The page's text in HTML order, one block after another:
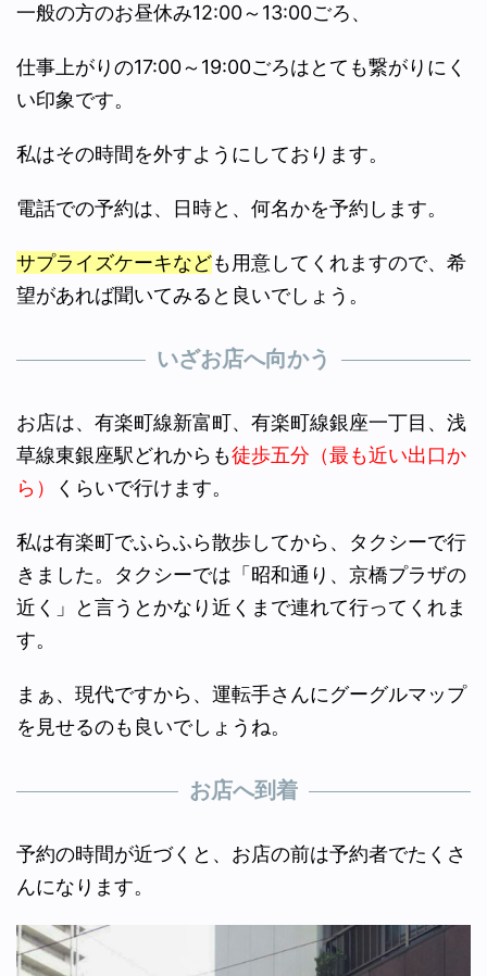
一般の方のお昼休み12:00～13:00ごろ、
仕事上がりの17:00～19:00ごろはとても繋がりにく
い印象です。
私はその時間を外すようにしております。
電話での予約は、日時と、何名かを予約します。
サプライズケーキなども用意してくれますので、希
望があれば聞いてみると良いでしょう。
いざお店へ向かう
お店は、有楽町線新富町、有楽町線銀座一丁目、浅
草線東銀座駅どれからも徒歩五分（最も近い出口か
ら）
くらいで行けます。
私は有楽町でふらふら散歩してから、タクシーで行
きました。タクシーでは「昭和通り、京橋プラザの
近く」と言うとかなり近くまで連れて行ってくれま
す。
まぁ、現代ですから、運転手さんにグーグルマップ
を見せるのも良いでしょうね。
お店へ到着
予約の時間が近づくと、お店の前は予約者でたくさ
んになります。